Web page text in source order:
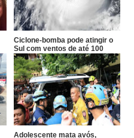
Ciclone-bomba pode atingir o
Sul com ventos de até 100
km/h
Adolescente mata avós,